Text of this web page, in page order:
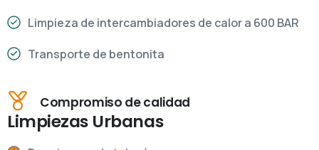
Limpieza de intercambiadores de calor a 600 BAR
Transporte de bentonita
Compromiso de calidad
Limpiezas Urbanas